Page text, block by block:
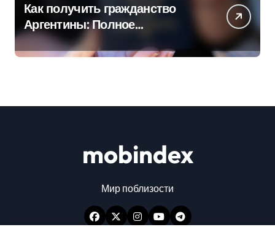
Как получить гражданство
Аргентины: Полное
руководство
mobindex
Мир поблизости